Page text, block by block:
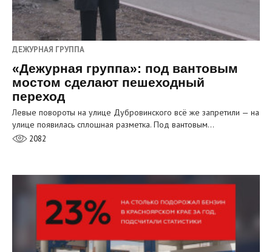
ДЕЖУРНАЯ ГРУППА
«Дежурная группа»: под вантовым
мостом сделают пешеходный
переход
Левые повороты на улице Дубровинского всё же запретили — на
улице появилась сплошная разметка. Под вантовым…
2082